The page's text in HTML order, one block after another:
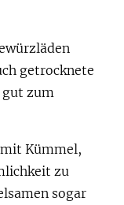
getrocknete
gut zum
Kümmel,
zu
sogar